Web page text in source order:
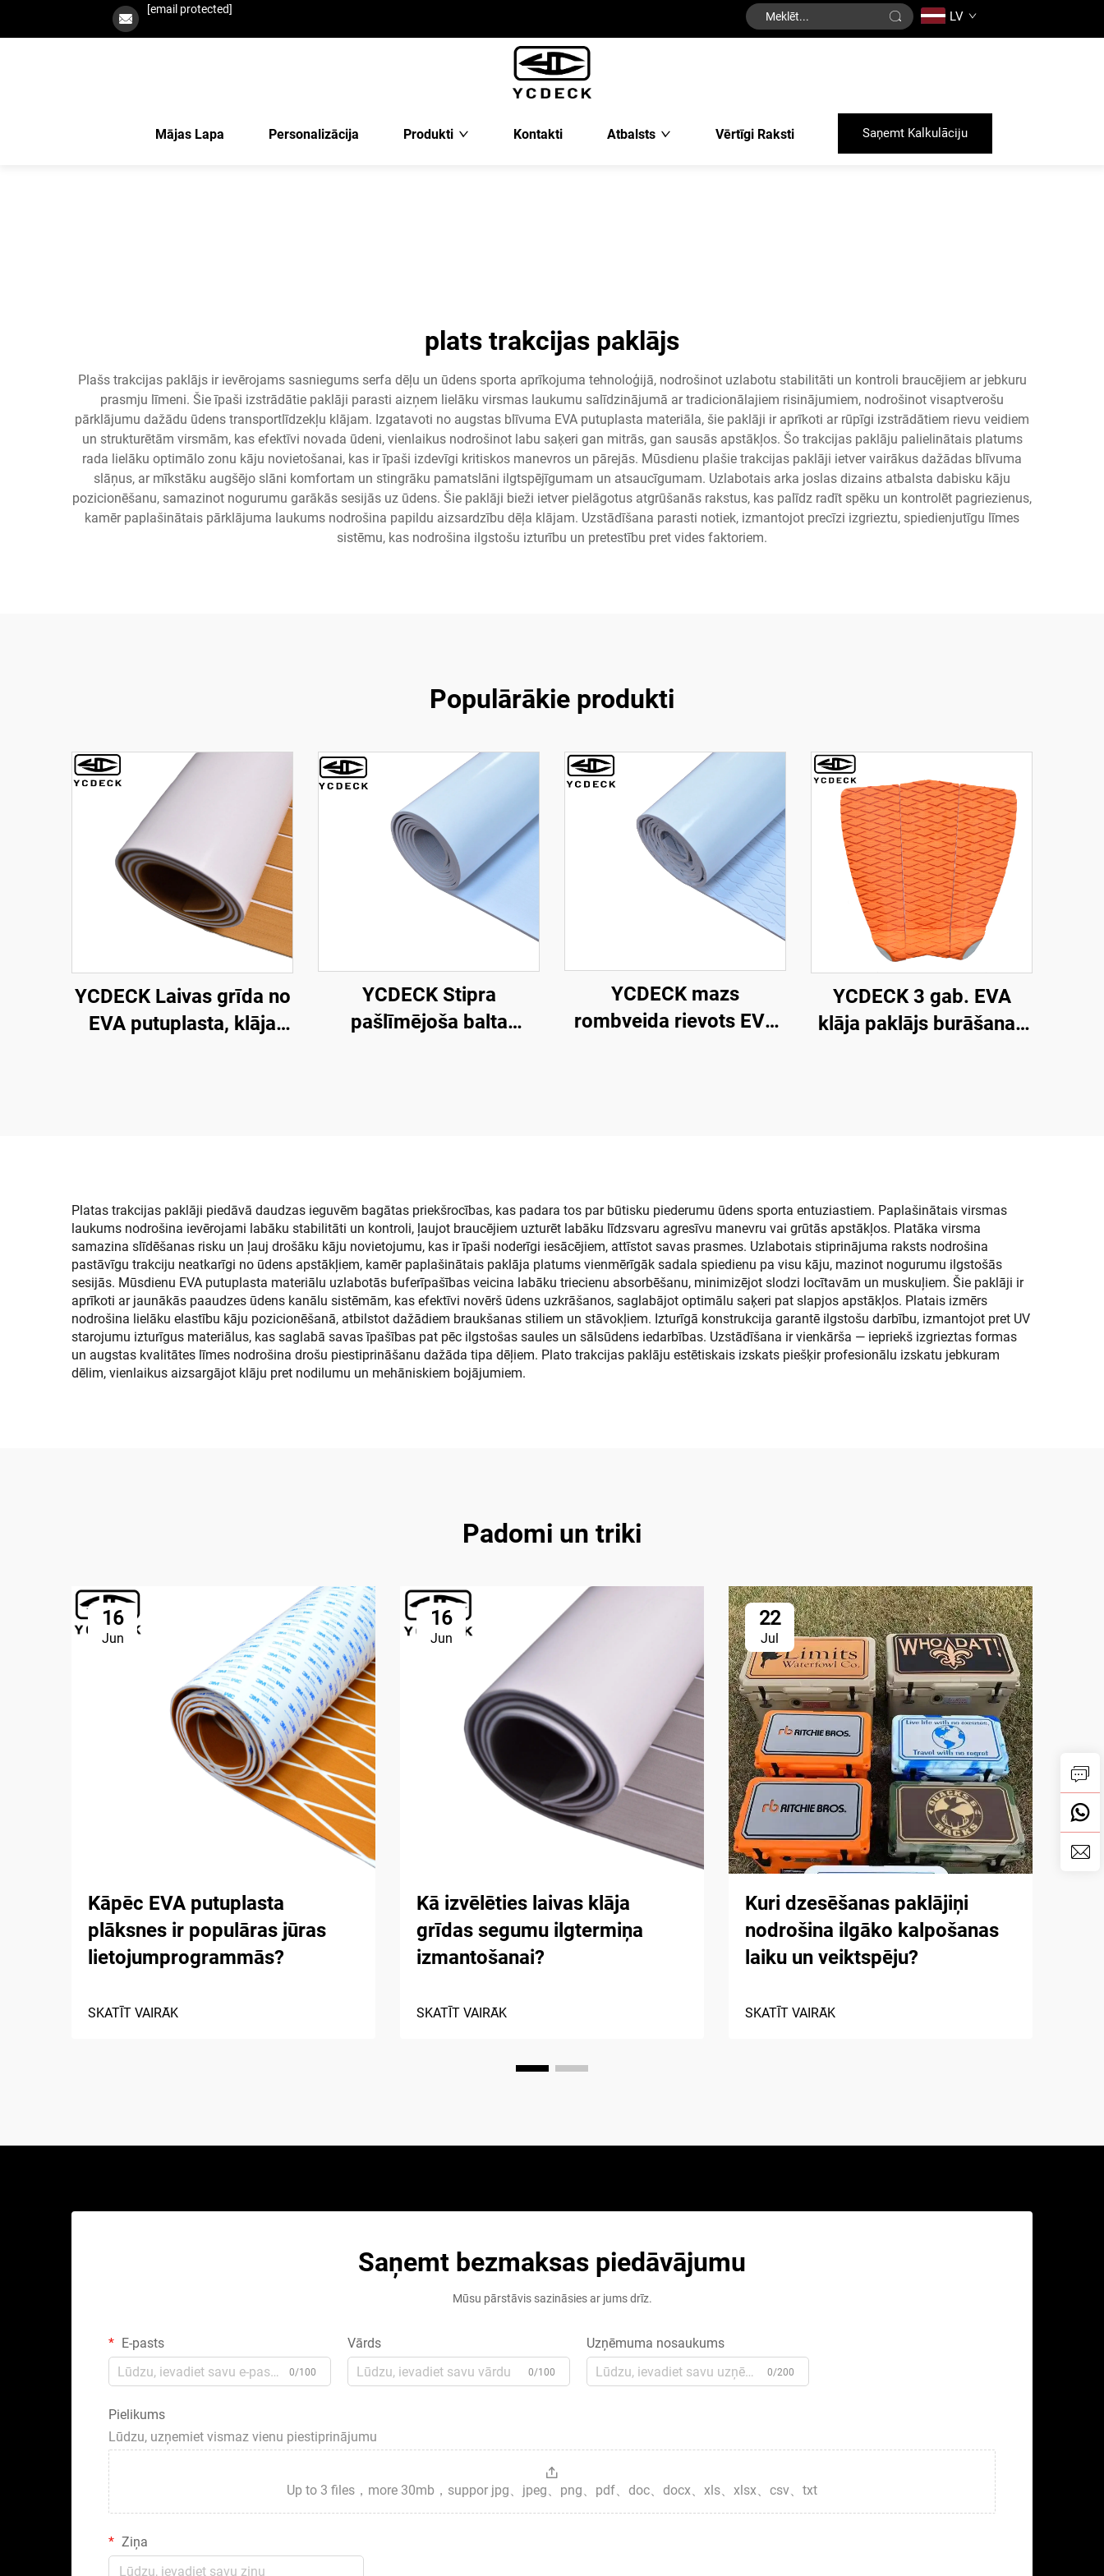
[email protected] LV
Mājas Lapa Personalizācija Produkti Kontakti Atbalsts Vērtīgi Raksti Saņemt Kalkulāciju
plats trakcijas paklājs
Plašs trakcijas paklājs ir ievērojams sasniegums serfa dēļu un ūdens sporta aprīkojuma tehnoloģijā, nodrošinot uzlabotu stabilitāti un kontroli braucējiem ar jebkuru
prasmju līmeni. Šie īpaši izstrādātie paklāji parasti aizņem lielāku virsmas laukumu salīdzinājumā ar tradicionālajiem risinājumiem, nodrošinot visaptverošu
pārklājumu dažādu ūdens transportlīdzekļu klājam. Izgatavoti no augstas blīvuma EVA putuplasta materiāla, šie paklāji ir aprīkoti ar rūpīgi izstrādātiem rievu veidiem
un strukturētām virsmām, kas efektīvi novada ūdeni, vienlaikus nodrošinot labu saķeri gan mitrās, gan sausās apstākļos. Šo trakcijas paklāju palielinātais platums
rada lielāku optimālo zonu kāju novietošanai, kas ir īpaši izdevīgi kritiskos manevros un pārejās. Mūsdienu plašie trakcijas paklāji ietver vairākus dažādas blīvuma
slāņus, ar mīkstāku augšējo slāni komfortam un stingrāku pamatslāni ilgtspējīgumam un atsaucīgumam. Uzlabotais arka joslas dizains atbalsta dabisku kāju
pozicionēšanu, samazinot nogurumu garākās sesijās uz ūdens. Šie paklāji bieži ietver pielāgotus atgrūšanās rakstus, kas palīdz radīt spēku un kontrolēt pagriezienus,
kamēr paplašinātais pārklājuma laukums nodrošina papildu aizsardzību dēļa klājam. Uzstādīšana parasti notiek, izmantojot precīzi izgrieztu, spiedienjutīgu līmes
sistēmu, kas nodrošina ilgstošu izturību un pretestību pret vides faktoriem.
Populārākie produkti
YCDECK Laivas grīda no
EVA putuplasta, klāja
pārklājums Jon laivām,
jahtas grīdai
YCDECK Stipra
pašlīmējoša balta
YCDECK mazs
rombveida rievots EVA
YCDECK 3 gab. EVA
klāja paklājs burāšanas
Platas trakcijas paklāji piedāvā daudzas ieguvēm bagātas priekšrocības, kas padara tos par būtisku piederumu ūdens sporta entuziastiem. Paplašinātais virsmas
laukums nodrošina ievērojami labāku stabilitāti un kontroli, ļaujot braucējiem uzturēt labāku līdzsvaru agresīvu manevru vai grūtās apstākļos. Platāka virsma
samazina slīdēšanas risku un ļauj drošāku kāju novietojumu, kas ir īpaši noderīgi iesācējiem, attīstot savas prasmes. Uzlabotais stiprinājuma raksts nodrošina
pastāvīgu trakciju neatkarīgi no ūdens apstākļiem, kamēr paplašinātais paklāja platums vienmērīgāk sadala spiedienu pa visu kāju, mazinot nogurumu ilgstošās
sesijās. Mūsdienu EVA putuplasta materiālu uzlabotās buferīpašības veicina labāku triecienu absorbēšanu, minimizējot slodzi locītavām un muskuļiem. Šie paklāji ir
aprīkoti ar jaunākās paaudzes ūdens kanālu sistēmām, kas efektīvi novērš ūdens uzkrāšanos, saglabājot optimālu saķeri pat slapjos apstākļos. Platais izmērs
nodrošina lielāku elastību kāju pozicionēšanā, atbilstot dažādiem braukšanas stiliem un stāvokļiem. Izturīgā konstrukcija garantē ilgstošu darbību, izmantojot pret UV
starojumu izturīgus materiālus, kas saglabā savas īpašības pat pēc ilgstošas saules un sālsūdens iedarbības. Uzstādīšana ir vienkārša — iepriekš izgrieztas formas
un augstas kvalitātes līmes nodrošina drošu piestiprināšanu dažāda tipa dēļiem. Plato trakcijas paklāju estētiskais izskats piešķir profesionālu izskatu jebkuram
dēlim, vienlaikus aizsargājot klāju pret nodilumu un mehāniskiem bojājumiem.
Padomi un triki
16
Jun
Kāpēc EVA putuplasta
plāksnes ir populāras jūras
lietojumprogrammās?
SKATĪT VAIRĀK
16
Jun
Kā izvēlēties laivas klāja
grīdas segumu ilgtermiņa
izmantošanai?
SKATĪT VAIRĀK
22
Jul
Kuri dzesēšanas paklājiņi
nodrošina ilgāko kalpošanas
laiku un veiktspēju?
SKATĪT VAIRĀK
Saņemt bezmaksas piedāvājumu
Mūsu pārstāvis sazināsies ar jums drīz.
E-pasts
0/100
Vārds
0/100
Uzņēmuma nosaukums
0/200
Pielikums
Lūdzu, uzņemiet vismaz vienu piestiprinājumu
Up to 3 files，more 30mb，suppor jpg、jpeg、png、pdf、doc、docx、xls、xlsx、csv、txt
Ziņa